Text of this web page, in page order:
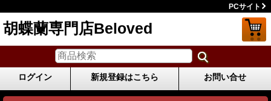
PCサイト
胡蝶蘭専門店Beloved
ログイン 新規登録はこちら お問い合せ